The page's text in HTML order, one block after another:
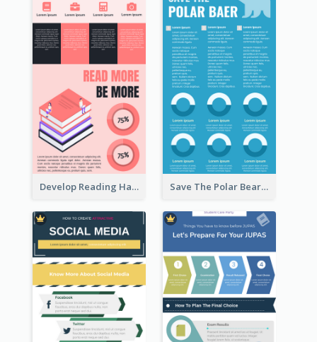
Develop Reading Habit Infographic Save The Polar Bear Infographic